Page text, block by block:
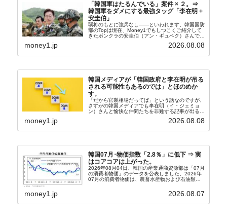
「韓国軍はたるんでいる」案件 × ２。⇒
韓国軍をダメにする最強タッグ「李在明 +
安圭伯」
弱将のもとに強兵なし――といわれます。韓国国防
部のTopは現在、Money1でもしつこくご紹介して
きたボンクラの安圭伯（アン・ギュベク）さんで
す。↑経済的無知蒙昧な李在明（イ・ジェミョン）
さんと「韓国初の文官上がり」の国防部長官安圭伯
money1.jp 2026.08.08
韓国メディアが「韓国政府と李在明が吊る
される可能性もあるのでは」とほのめか
す。
「だから官製相場だってば」という話なのですが、
さすがの韓国メディアでも李在明（イ・ジェミョ
ン）さんと愉快な仲間たちを非難する記事が出るよ
『朝鮮日報』に面白い記事が出ています。「東西南
money1.jp 2026.08.08
韓国07月･物価指数「2.8％」に低下 ⇒ 実
はコアコアは上がった。
2026年08月04日、韓国の産業通商資源部は「07月
の消費者物価」のデータを公表しました。2026年
07月の消費者物価は、農畜水産物および石油類の
2.8％上昇（06月は3.2％）となり、上昇率は前...
money1.jp 2026.08.07